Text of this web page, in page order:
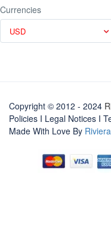
Currencies
USD
Copyright © 2012 - 2024
Policies I Legal Notices I
Made With Love By